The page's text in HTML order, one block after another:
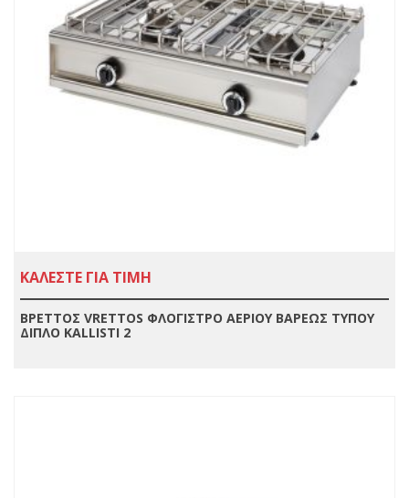
ΚΑΛΕΣΤΕ ΓΙΑ ΤΙΜΗ
ΒΡΕΤΤΟΣ VRETTOS ΦΛΟΓΙΣΤΡΟ ΑΕΡΙΟΥ ΒΑΡΕΩΣ ΤΥΠΟΥ
ΔΙΠΛΟ KALLISTI 2